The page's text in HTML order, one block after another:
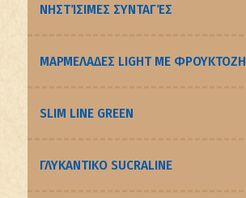
ΝΗΣΤΊΣΙΜΕΣ ΣΥΝΤΑΓΈΣ
ΜΑΡΜΕΛΑΔΕΣ LIGHT ΜΕ ΦΡΟΥΚΤΟΖΗ
SLIM LINE GREEN
ΓΛΥΚΑΝΤΙΚΟ SUCRALINE